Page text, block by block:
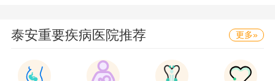
泰安重要疾病医院推荐 更多»